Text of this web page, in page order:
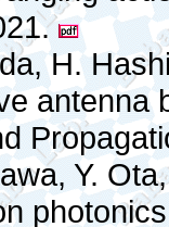
H.
antenna
Y.